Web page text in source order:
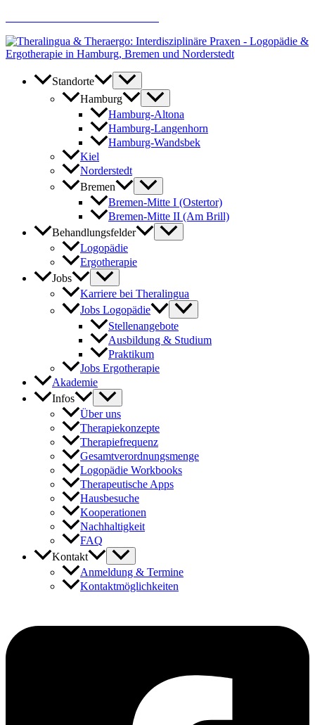
springen
Standorte
Hamburg
Hamburg-Altona
Hamburg-Langenhorn
Hamburg-Wandsbek
Kiel
Norderstedt
Bremen
Bremen-Mitte I (Ostertor)
Bremen-Mitte II (Am Brill)
Behandlungsfelder
Logopädie
Ergotherapie
Jobs
Karriere bei Theralingua
Jobs Logopädie
Stellenangebote
Ausbildung & Studium
Praktikum
Jobs Ergotherapie
Akademie
Infos
Über uns
Therapiekonzepte
Therapiefrequenz
Gesamtverordnungsmenge
Logopädie Workbooks
Therapeutische Apps
Hausbesuche
Kooperationen
Nachhaltigkeit
FAQ
Kontakt
Anmeldung & Termine
Kontaktmöglichkeiten